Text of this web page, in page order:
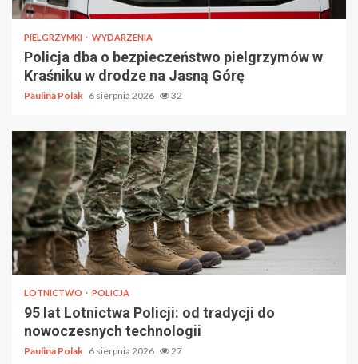
PIELGRZYMKI WYDARZENIA
Policja dba o bezpieczeństwo pielgrzymów w
Kraśniku w drodze na Jasną Górę
Paulina Polak 6 sierpnia 2026 32
LOTNICTWO POLICJA
95 lat Lotnictwa Policji: od tradycji do
nowoczesnych technologii
Paulina Polak 6 sierpnia 2026 27